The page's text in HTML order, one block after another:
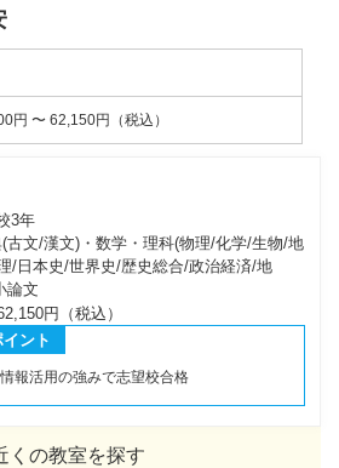
円 〜 62,150円（税込）
3年
古文/漢文)・数学・理科(物理/化学/生物/地
/日本史/世界史/歴史総合/政治経済/地
論文
円（税込）
ント
報活用の強みで志望校合格
くの教室を探す